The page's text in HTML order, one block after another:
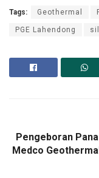
Tags: Geothermal
PGE Lahendong
Pengeboran
Medco